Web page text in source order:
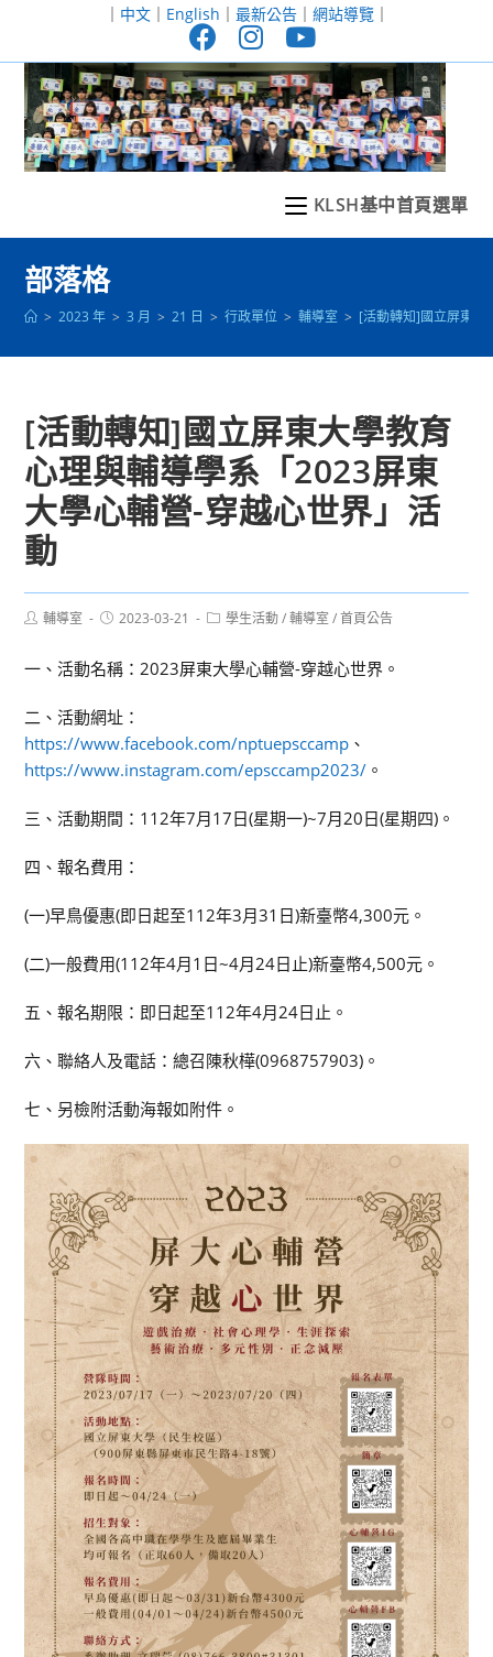
至
｜ 中文｜ English ｜ 最新公告｜ 網站導覽｜
KLSH基中首頁選單
部落格
> 2023 年 > 3 月 > 21 日 > 行政單位 > 輔導室 > [活動轉知]國立屏東大
[活動轉知]國立屏東大學教育
心理與輔導學系「2023屏東
大學心輔營-穿越心世界」活
動
Post輔導室
Post2023-03-21
Post學生活動 / 輔導室 / 首頁公告
一、活動名稱：2023屏東大學心輔營-穿越心世界。
二、活動網址：
https://www.facebook.com/nptuepsccamp 、
https://www.instagram.com/epsccamp2023/ 。
三、活動期間：112年7月17日(星期一)~7月20日(星期四)。
四、報名費用：
(一)早鳥優惠(即日起至112年3月31日)新臺幣4,300元。
(二)一般費用(112年4月1日~4月24日止)新臺幣4,500元。
五、報名期限：即日起至112年4月24日止。
六、聯絡人及電話：總召陳秋樺(0968757903)。
七、另檢附活動海報如附件。